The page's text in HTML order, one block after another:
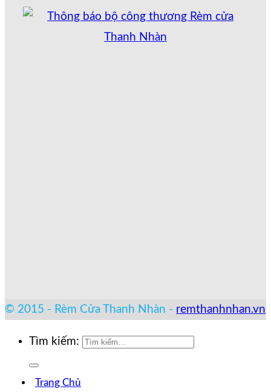
© 2015 - Rèm Cửa Thanh Nhàn - remthanhnhan.vn
Tìm kiếm:
Trang Chủ